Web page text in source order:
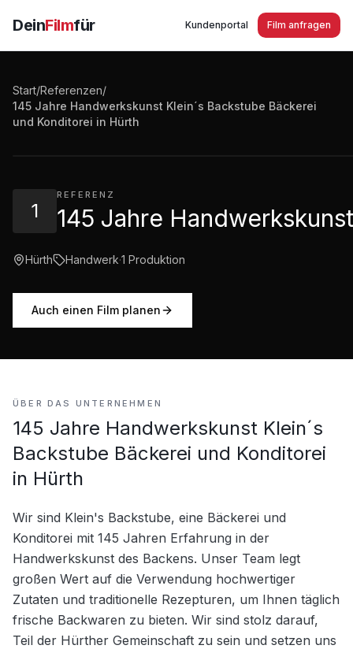
DeinFilmfür Kundenportal Film anfragen
Start/Referenzen/
145 Jahre Handwerkskunst Klein´s Backstube Bäckerei
und Konditorei in Hürth
1
REFERENZ
145 Jahre
Hürth Handwerk·1 Produktion
Auch einen Film planen
145 Jahre Handwerkskunst Klein´s Backstube
ÜBER DAS UNTERNEHMEN
145 Jahre Handwerkskunst Klein´s
Backstube Bäckerei und Konditorei
in Hürth
Wir sind Klein's Backstube, eine Bäckerei und
Konditorei mit 145 Jahren Erfahrung in der
Handwerkskunst des Backens. Unser Team legt
großen Wert auf die Verwendung hochwertiger
Zutaten und traditionelle Rezepturen, um Ihnen täglich
frische Backwaren zu bieten. Wir sind stolz darauf,
Teil der Hürther Gemeinschaft zu sein und setzen uns